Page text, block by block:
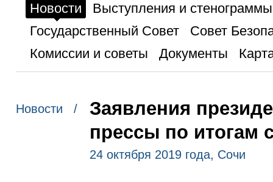
Новости
Выступления и стенограммы
Государственный Совет
Совет
Комиссии и советы
Документы
Новости /
Заявления
прессы по итогам
24 октября 2019 года, Сочи